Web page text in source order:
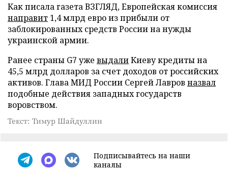
Как писала газета ВЗГЛЯД, Европейская комиссия
направит 1,4 млрд евро из прибыли от
заблокированных средств России на нужды
украинской армии.
Ранее страны G7 уже выдалиКиеву кредиты на
45,5 млрд долларов за счет доходов от российских
активов. Глава МИД России Сергей Лавров назвал
подобные действия западных государств
воровством.
Текст: Тимур Шайдуллин
Подписывайтесь на наши
каналы